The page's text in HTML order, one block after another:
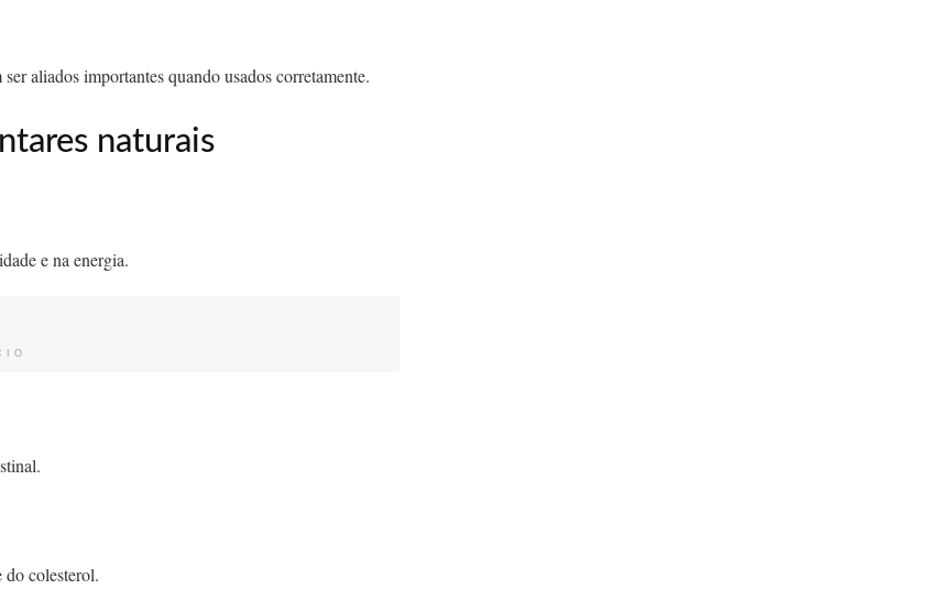
aliados importantes quando usados corretamente.
naturais
e na energia.
colesterol.